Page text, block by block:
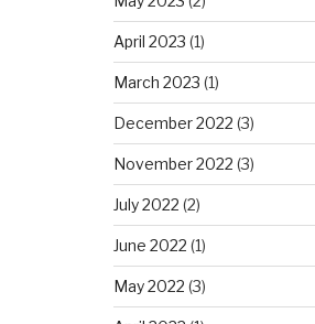
April 2023 (1)
March 2023 (1)
December 2022 (3)
November 2022 (3)
July 2022 (2)
June 2022 (1)
May 2022 (3)